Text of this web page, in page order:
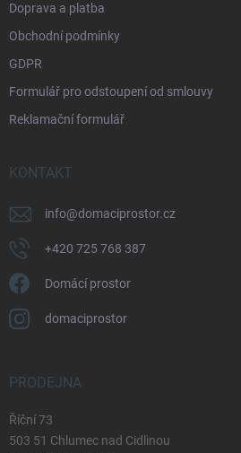
Doprava a platba
Obchodní podmínky
GDPR
Formulář pro odstoupení od smlouvy
Reklamační formulář
KONTAKT
info@domaciprostor.cz
+420 725 768 387
Domácí prostor
domaciprostor
PRODEJNA
Říční 73
503 51 Chlumec nad Cidlinou